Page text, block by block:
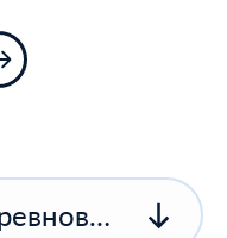
Любительские соревнования